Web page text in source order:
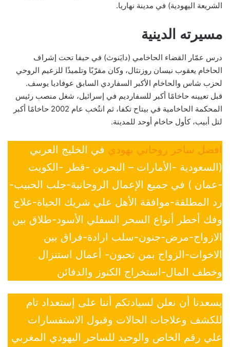
الشريعة اليهودية) في مدينة نهاريا.
مسيرته الدينية
درس عمّار القضاء الحاخامي (دايَنوث) في حيفا تحت إشراف
الحاخام يعقوب نيسان روزنثال، وكان مقرّبًا وتلميذًا للزعيم الروحي
لحزب شاس والحاخام الأكبر السفاردي السابق عوفاديا يوسف.
قبل تعيينه حاخامًا أكبر للسفارديم في إسرائيل، شغل منصب رئيس
المحكمة الحاخامية في بيتاح تكفا، ثم انتُخب عام 2002 حاخامًا أكبر
لتل أبيب، كأول حاخام أوحد للمدينة.
افضل ساحر روحاني يهودي في الخليج العربي
(السعودية -الأمارات – البحرين -قطر -الكويت
-عمان ) في جميع الإعمال الروحانية-جلب الحبيب-
رد المطلقة-موافقة الأهل علي شريك الحياة-علاج
وفك أخطر أنواع السحر السفلي الأسود-طلاق بين
الازواج-مرض-جنون-سلب ارادة-فراق بين
الاخوات-الزواج بمن تحبون- أعمال استنزال
وخطف المال-استخراج الكنوز والدفائن
يسعدنا أن نعلن لسيادتكم أننا على إستعداد تام
للكشف وعلاجات الحالات وقبول الاستفسارات
علي رقم الخاص والوحيد للساحر اليهودي المغربي